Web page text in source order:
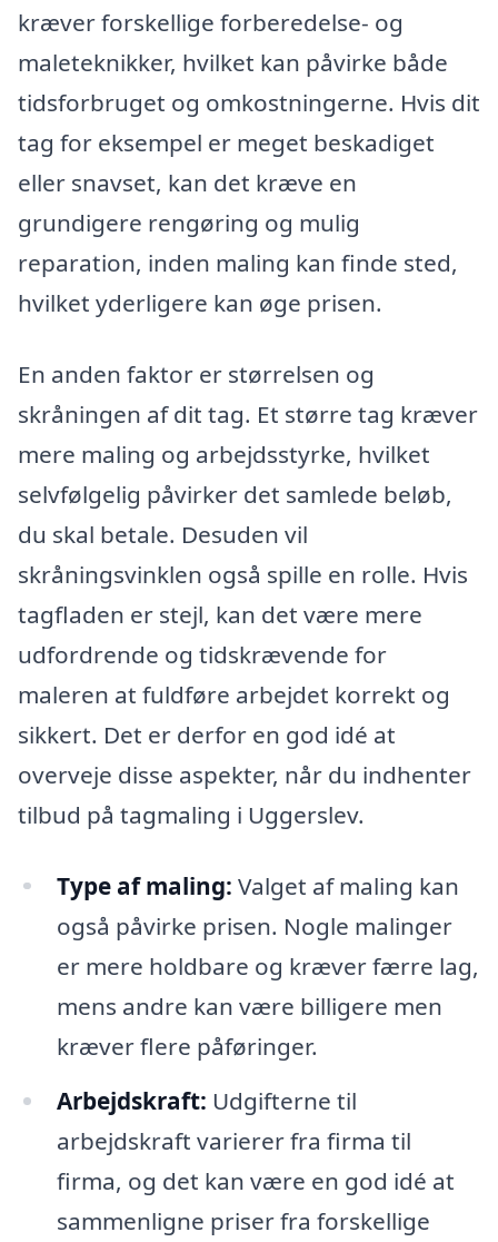
kræver forskellige forberedelse- og
maleteknikker, hvilket kan påvirke både
tidsforbruget og omkostningerne. Hvis dit
tag for eksempel er meget beskadiget
eller snavset, kan det kræve en
grundigere rengøring og mulig
reparation, inden maling kan finde sted,
hvilket yderligere kan øge prisen.
En anden faktor er størrelsen og
skråningen af dit tag. Et større tag kræver
mere maling og arbejdsstyrke, hvilket
selvfølgelig påvirker det samlede beløb,
du skal betale. Desuden vil
skråningsvinklen også spille en rolle. Hvis
tagfladen er stejl, kan det være mere
udfordrende og tidskrævende for
maleren at fuldføre arbejdet korrekt og
sikkert. Det er derfor en god idé at
overveje disse aspekter, når du indhenter
tilbud på tagmaling i Uggerslev.
Type af maling: Valget af maling kan
også påvirke prisen. Nogle malinger
er mere holdbare og kræver færre lag,
mens andre kan være billigere men
kræver flere påføringer.
Arbejdskraft: Udgifterne til
arbejdskraft varierer fra firma til
firma, og det kan være en god idé at
sammenligne priser fra forskellige